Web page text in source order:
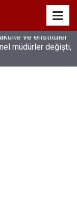
müdürler değişti,